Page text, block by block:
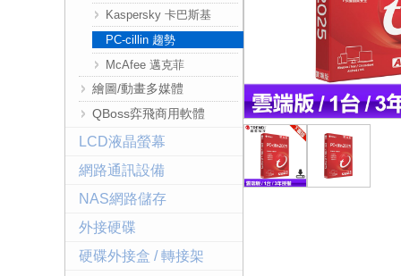
Kaspersky 卡巴斯基
PC-cillin 趨勢
McAfee 邁克菲
繪圖/動畫多媒體
QBoss弈飛商用軟體
LCD液晶螢幕
網路通訊設備
NAS網路儲存
外接硬碟
硬碟外接盒 / 轉接架